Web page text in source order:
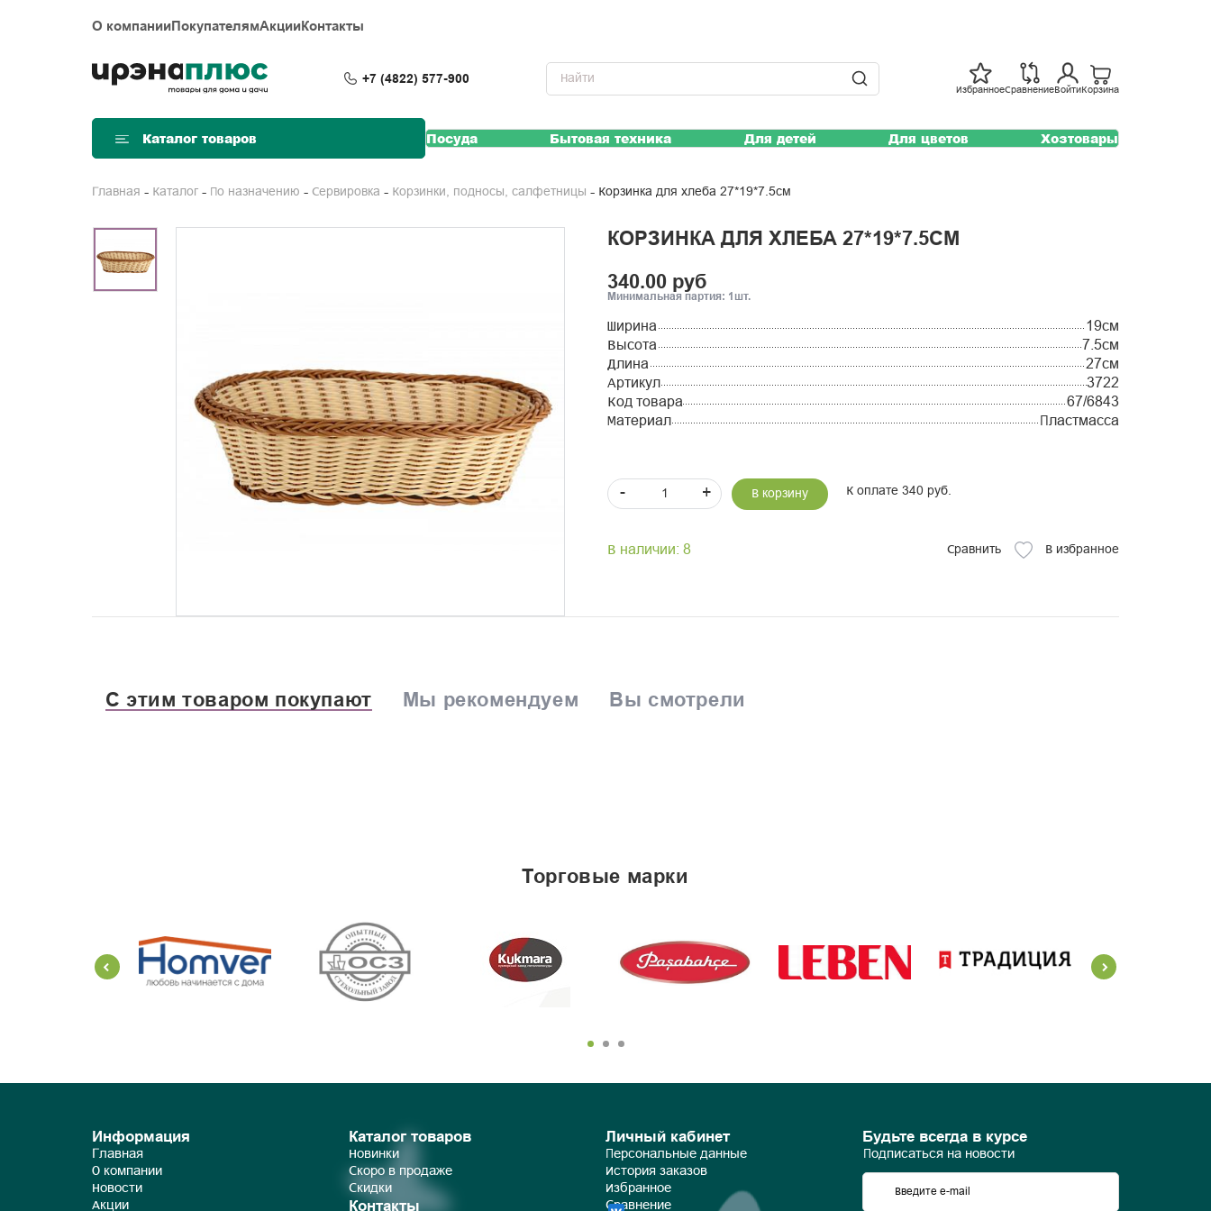
О компанииПокупателямАкцииКонтакты
+7 (4822) 577-900
ИзбранноеСравнение Войти Корзина
Каталог товаров Посуда Бытовая техника Для детей Для цветов Хозтовары
Главная Каталог По назначению Сервировка Корзинки, подносы, салфетницы Корзинка для хлеба 27*19*7.5см
КОРЗИНКА ДЛЯ ХЛЕБА 27*19*7.5СМ
340.00 руб
Минимальная партия: 1шт.
Ширина
19см
Высота
7.5см
Длина
27см
Артикул
3722
Код товара
67/6843
Материал
Пластмасса
- + В корзину К оплате 340 руб.
В наличии: 8 Сравнить В избранное
С этим товаром покупают Мы рекомендуем Вы смотрели
торговые марки
Информация
Главная
О компании
Новости
Акции
Каталог товаров
Новинки
Скоро в продаже
Скидки
Контакты
Личный кабинет
Персональные данные
История заказов
Избранное
Сравнение
Будьте всегда в курсе
Подписаться на новости